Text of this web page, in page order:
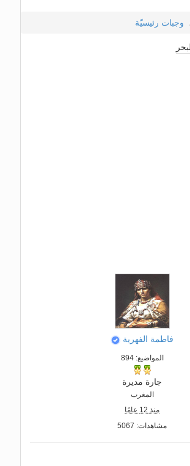
وجبات رئيسيّة
فاطمة الفهرية
المواضيع: 894
جارة مديرة
المغرب
منذ 12 عامًا
مشاهدات: 5067